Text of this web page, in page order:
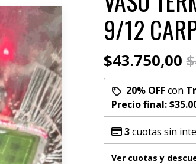
9/12
$43.750,00
20% OFFcon
Precio final:
3cuotas sin
Ver cuotas y